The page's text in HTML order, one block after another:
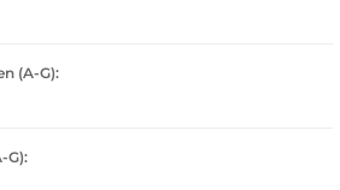
(A-G):
G):